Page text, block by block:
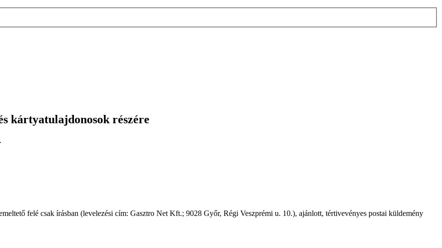
kártyatulajdonosok részére
felé csak írásban (levelezési cím: Gasztro Net Kft.; 9028 Győr, Régi Veszprémi u. 10.), ajánlott, tértivevényes postai küldemény